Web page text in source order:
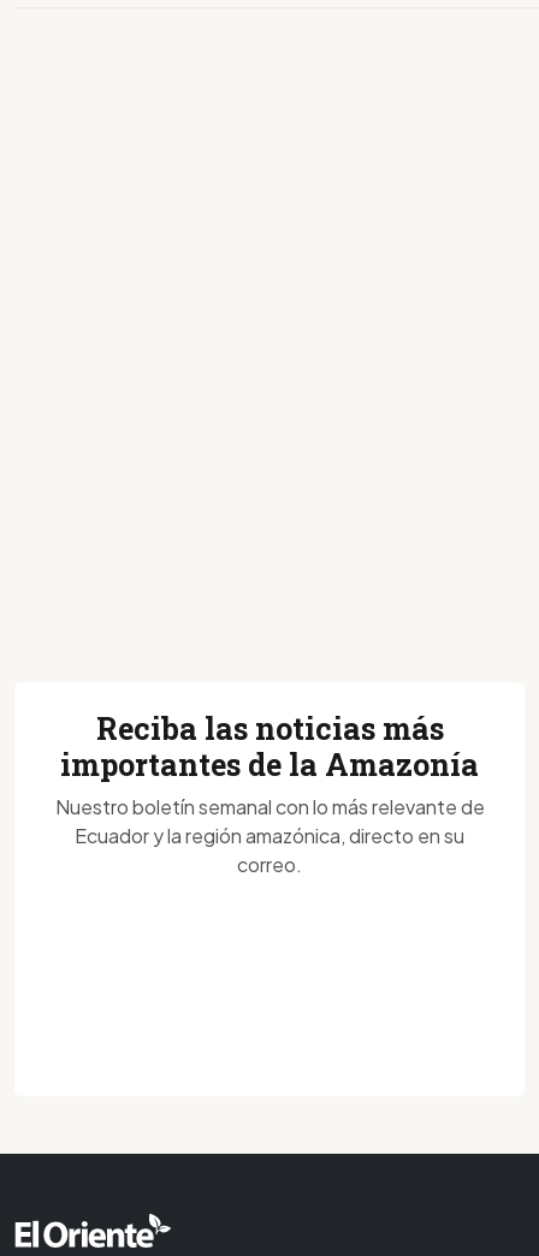
Reciba las noticias más
importantes de la Amazonía
Nuestro boletín semanal con lo más relevante de
Ecuador y la región amazónica, directo en su
correo.